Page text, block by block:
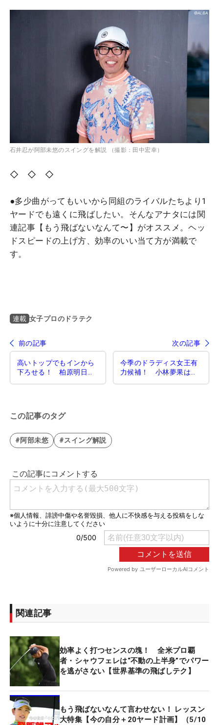
石井忍が阿部未悠のスイングを解説 （撮影：田中宏幸）
◇ ◇ ◇
●多少曲がってもいいから同組のライバルたちより1
ヤードでも遠くに飛ばしたい。そんなアナタには関
連記事【もう飛ばないなんて〜】がオススメ。ヘッ
ドスピードの上げ方、効率のいい当て方が満載で
す。
連載 女子プロのドラテク
前の記事 次の記事
高いトップでもインから
下ろせる！ 柏原明日架
今季のドラディス女王有
力候補！ 小林夢果は肩
この記事のタグ
#阿部未悠 #スイング解説
関連記事
効率よく打つセンスの塊！ 全米プロ覇
者・シャウフェレは“不動の上半身”でパワー
を逃がさない【世界基準の飛ばしテク】
もう飛ばないなんて言わせない！ レッスン
大特集【今の自分＋20ヤード計画】（5/10